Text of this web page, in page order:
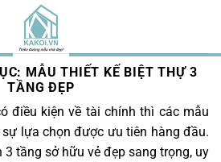
MẪU THIẾT KẾ BIỆT THỰ 3
TẦNG ĐẸP
điều kiện về tài chính thì các mẫu
sự lựa chọn được ưu tiên hàng đầu.
tầng sở hữu vẻ đẹp sang trọng, uy